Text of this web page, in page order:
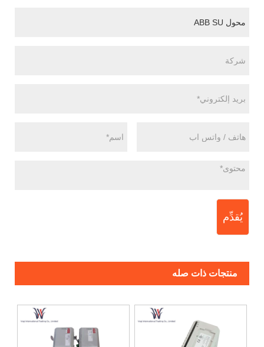
يُقدِّم
منتجات ذات صله